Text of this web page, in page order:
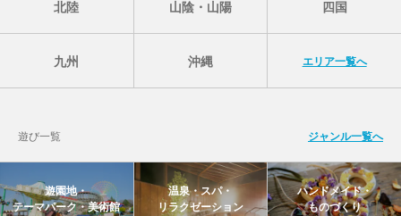
北陸 山陰・山陽 四国
九州 沖縄 エリア一覧へ
遊び一覧 ジャンル一覧へ
遊園地・
テーマパーク・美術館
温泉・スパ・
リラクゼーション
ハンドメイド・
ものづくり